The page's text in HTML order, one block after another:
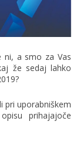
ni, a smo za Vas
že sedaj lahko
pri uporabniškem
prihajajoče